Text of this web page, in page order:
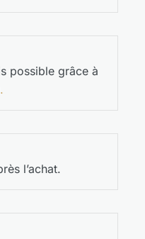
possible grâce à
l’achat.